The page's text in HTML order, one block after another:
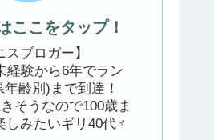
ここをタップ！
スブロガー】
経験から6年でラン
齢別)まで到達！
そうなので100歳ま
しみたいギリ40代♂